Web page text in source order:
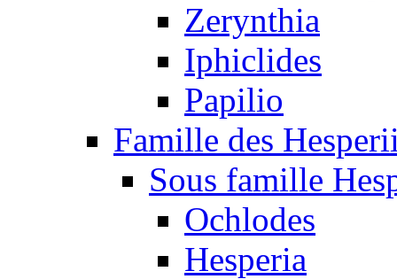
Zerynthia
Iphiclides
Papilio
Famille des
Sous famille
Ochlodes
Hesperia